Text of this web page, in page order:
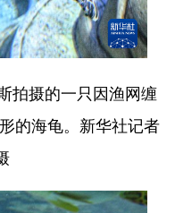
拍摄的一只因渔网缠
的海龟。新华社记者